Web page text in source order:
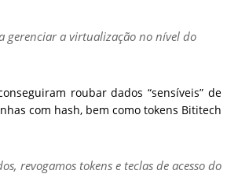
gerenciar a virtualização no nível do
roubar dados “sensíveis” de
com hash, bem como tokens Bititech
revogamos tokens e teclas de acesso do